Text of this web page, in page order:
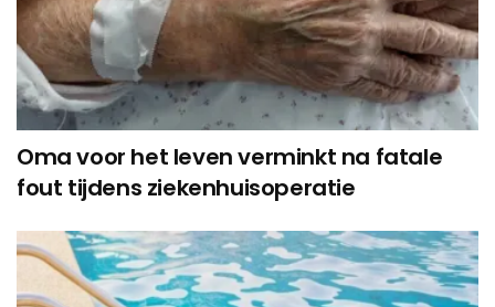
Oma voor het leven verminkt na fatale
fout tijdens ziekenhuisoperatie